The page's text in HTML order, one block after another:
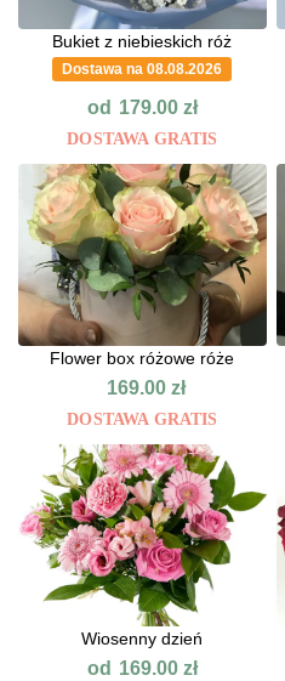
Bukiet z niebieskich róż
Dostawa na 08.08.2026
od 179.00 zł
DOSTAWA GRATIS
Flower box różowe róże
169.00 zł
DOSTAWA GRATIS
Wiosenny dzień
od 169.00 zł